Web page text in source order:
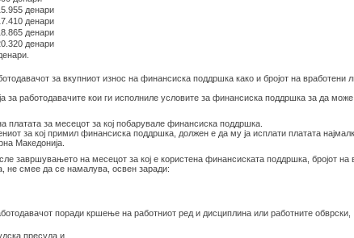
денари
денари
денари
денари
за вкупниот износ на финансиска поддршка како и бројот на
за работодавачите кои ги исполниле условите за финансиска поддршка за да
за месецот за кој побарувале финансиска поддршка.
за кој примил финансиска поддршка, должен е да му ја исплати платата
Македонија.
на месецот за кој е користена финансиската поддршка, бројот на
не смее да се намалува, освен заради:
поради кршење на работниот ред и дисциплина или работните обврски,
пресуда и